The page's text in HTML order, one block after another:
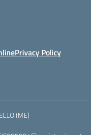
Privacy Policy
(ME)